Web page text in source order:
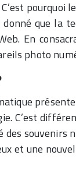
que la
En
photo
souvenirs
une